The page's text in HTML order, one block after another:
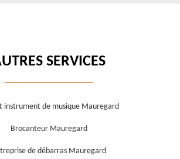
SERVICES
instrument de musique Mauregard
Brocanteur Mauregard
de débarras Mauregard